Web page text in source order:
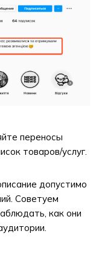
переносы
товаров/услуг.
допустимо
Советуем
как они